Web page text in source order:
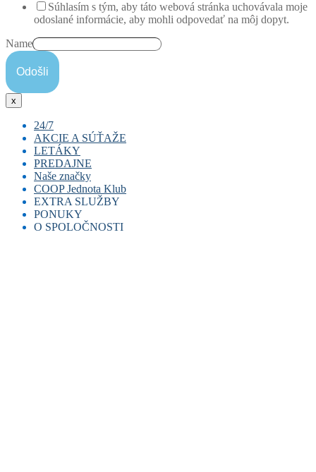
Súhlasím s tým, aby táto webová stránka uchovávala moje
odoslané informácie, aby mohli odpovedať na môj dopyt.
Name
Odošli
x
24/7
AKCIE A SÚŤAŽE
LETÁKY
PREDAJNE
Naše značky
COOP Jednota Klub
EXTRA SLUŽBY
E-coop
COOPKasa
PONUKY
Pracovná ponuka
O SPOLOČNOSTI